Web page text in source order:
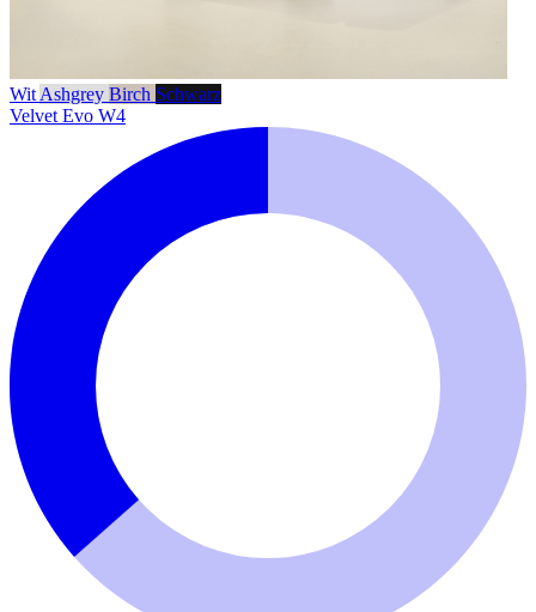
Wit Ashgrey Birch Schwarz
Velvet Evo W4